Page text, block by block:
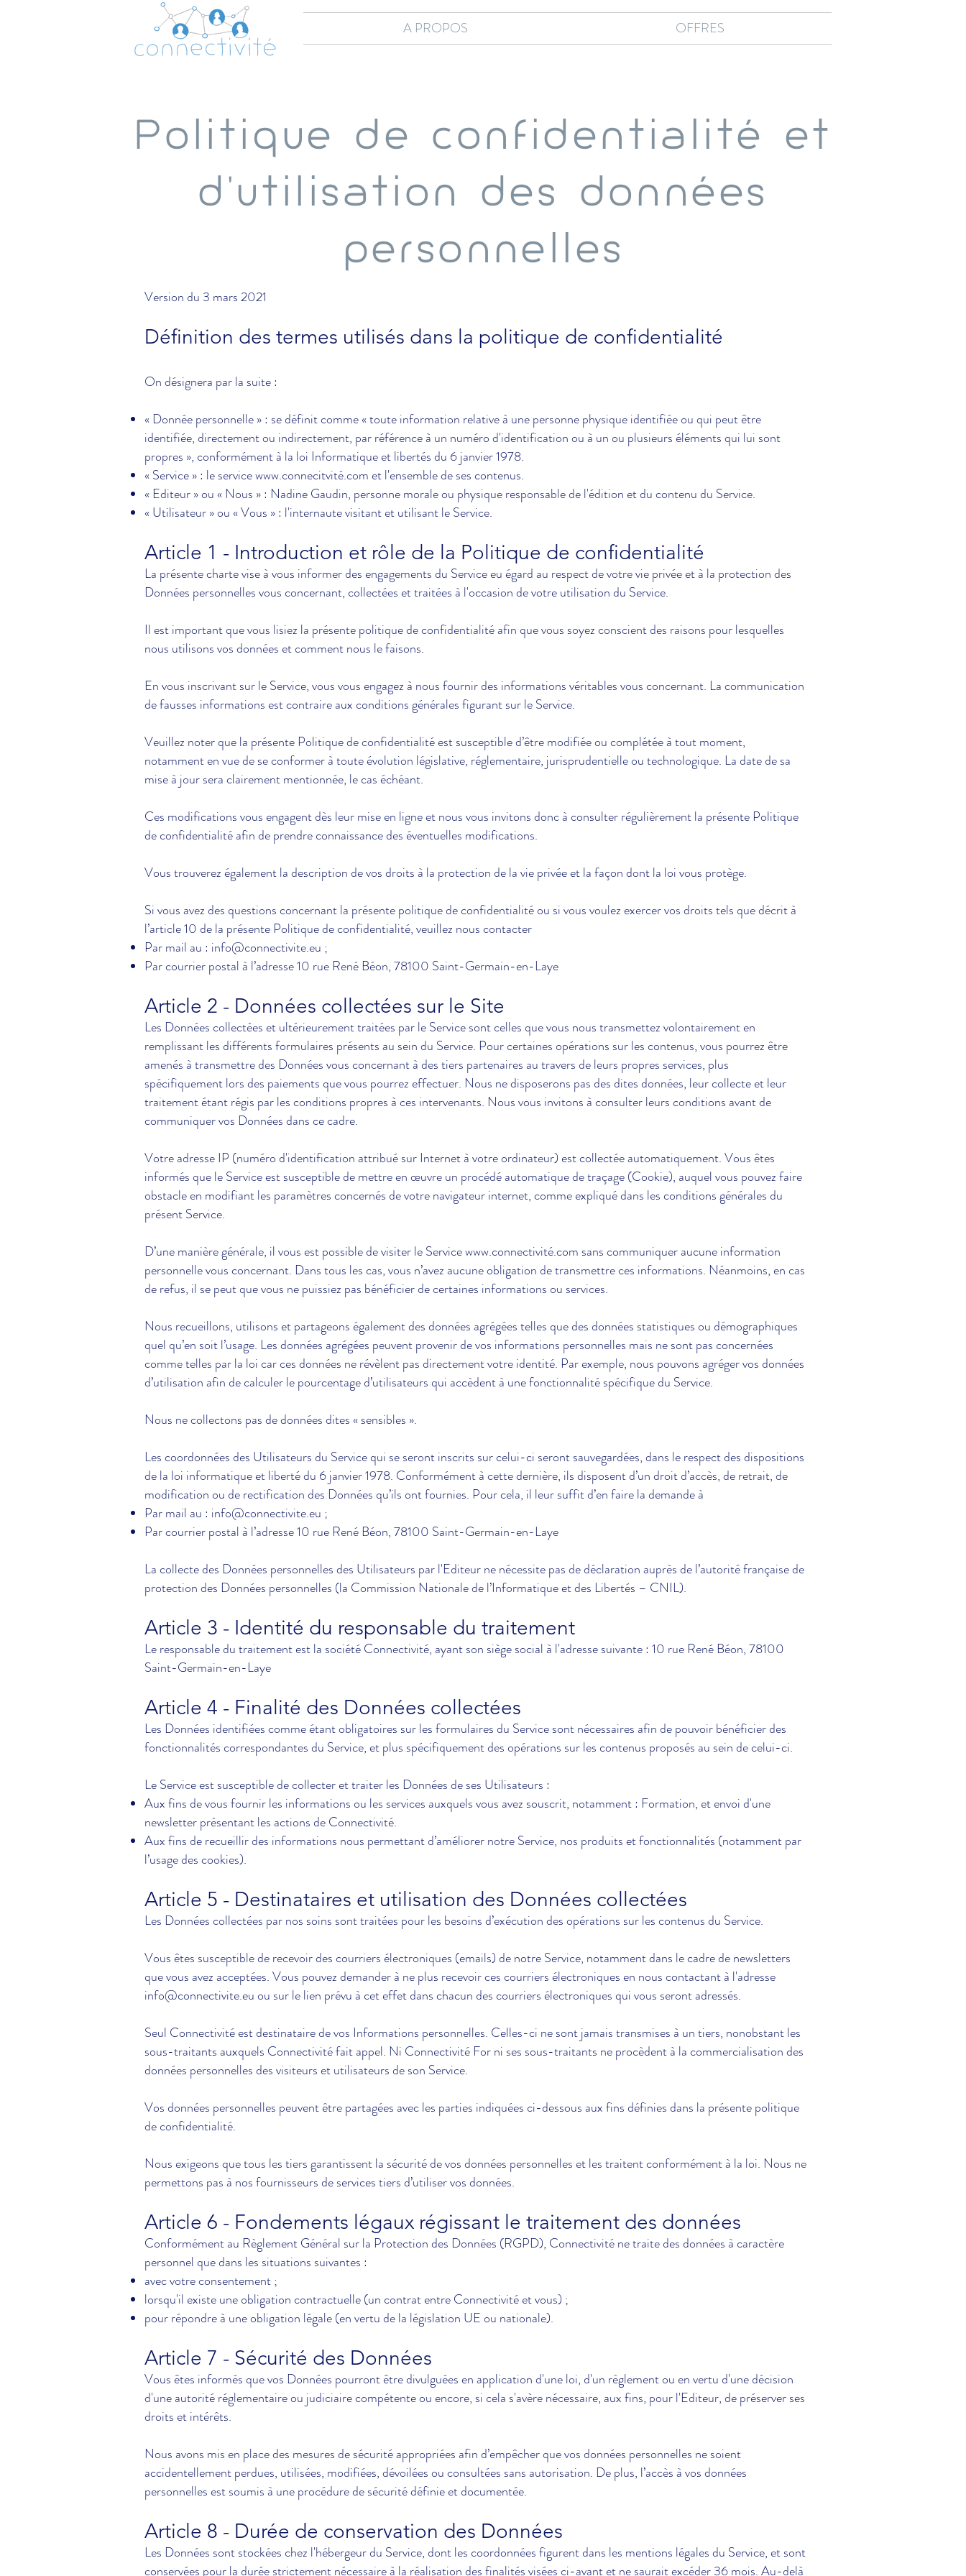
A PROPOS OFFRES
Politique de confidentialité et
d'utilisation des données
personnelles
Version du 3 mars 2021
Définition des termes utilisés dans la politique de confidentialité
On désignera par la suite :
« Donnée personnelle » : se définit comme « toute information relative à une personne physique identifiée ou qui peut être
identifiée, directement ou indirectement, par référence à un numéro d'identification ou à un ou plusieurs éléments qui lui sont
propres », conformément à la loi Informatique et libertés du 6 janvier 1978.
« Service » : le servicewww.connecitvité.com et l'ensemble de ses contenus.
« Editeur » ou « Nous » : Nadine Gaudin, personne morale ou physique responsable de l'édition et du contenu du Service.
« Utilisateur » ou « Vous » : l'internaute visitant et utilisant le Service.
Article 1 - Introduction et rôle de la Politique de confidentialité
La présente charte vise à vous informer des engagements du Service eu égard au respect de votre vie privée et à la protection des
Données personnelles vous concernant, collectées et traitées à l'occasion de votre utilisation du Service.
Il est important que vous lisiez la présente politique de confidentialité afin que vous soyez conscient des raisons pour lesquelles
nous utilisons vos données et comment nous le faisons.
En vous inscrivant sur le Service, vous vous engagez à nous fournir des informations véritables vous concernant. La communication
de fausses informations est contraire aux conditions générales figurant sur le Service.
Veuillez noter que la présente Politique de confidentialité est susceptible d’être modifiée ou complétée à tout moment,
notamment en vue de se conformer à toute évolution législative, réglementaire, jurisprudentielle ou technologique. La date de sa
mise à jour sera clairement mentionnée, le cas échéant.
Ces modifications vous engagent dès leur mise en ligne et nous vous invitons donc à consulter régulièrement la présente Politique
de confidentialité afin de prendre connaissance des éventuelles modifications.
Vous trouverez également la description de vos droits à la protection de la vie privée et la façon dont la loi vous protège.
Si vous avez des questions concernant la présente politique de confidentialité ou si vous voulez exercer vos droits tels que décrit à
l’article 10 de la présente Politique de confidentialité, veuillez nous contacter
Par mail au : info@connectivite.eu ;
Par courrier postal à l’adresse 10 rue René Béon, 78100 Saint-Germain-en-Laye
Article 2 - Données collectées sur le Site
Les Données collectées et ultérieurement traitées par le Service sont celles que vous nous transmettez volontairement en
remplissant les différents formulaires présents au sein du Service. Pour certaines opérations sur les contenus, vous pourrez être
amenés à transmettre des Données vous concernant à des tiers partenaires au travers de leurs propres services, plus
spécifiquement lors des paiements que vous pourrez effectuer. Nous ne disposerons pas des dites données, leur collecte et leur
traitement étant régis par les conditions propres à ces intervenants. Nous vous invitons à consulter leurs conditions avant de
communiquer vos Données dans ce cadre.
Votre adresse IP (numéro d'identification attribué sur Internet à votre ordinateur) est collectée automatiquement. Vous êtes
informés que le Service est susceptible de mettre en œuvre un procédé automatique de traçage (Cookie), auquel vous pouvez faire
obstacle en modifiant les paramètres concernés de votre navigateur internet, comme expliqué dans les conditions générales du
présent Service.
D’une manière générale, il vous est possible de visiter le Service www.connectivité.com sans communiquer aucune information
personnelle vous concernant. Dans tous les cas, vous n’avez aucune obligation de transmettre ces informations. Néanmoins, en cas
de refus, il se peut que vous ne puissiez pas bénéficier de certaines informations ou services.
Nous recueillons, utilisons et partageons également des données agrégées telles que des données statistiques ou démographiques
quel qu’en soit l’usage. Les données agrégées peuvent provenir de vos informations personnelles mais ne sont pas concernées
comme telles par la loi car ces données ne révèlent pas directement votre identité. Par exemple, nous pouvons agréger vos données
d’utilisation afin de calculer le pourcentage d’utilisateurs qui accèdent à une fonctionnalité spécifique du Service.
Nous ne collectons pas de données dites « sensibles ».
Les coordonnées des Utilisateurs du Service qui se seront inscrits sur celui-ci seront sauvegardées, dans le respect des dispositions
de la loi informatique et liberté du 6 janvier 1978. Conformément à cette dernière, ils disposent d’un droit d’accès, de retrait, de
modification ou de rectification des Données qu’ils ont fournies. Pour cela, il leur suffit d’en faire la demande à
Par mail au : info@connectivite.eu ;
Par courrier postal à l’adresse 10 rue René Béon, 78100 Saint-Germain-en-Laye
La collecte des Données personnelles des Utilisateurs par l'Editeur ne nécessite pas de déclaration auprès de l’autorité française de
protection des Données personnelles (la Commission Nationale de l’Informatique et des Libertés – CNIL).
Article 3 - Identité du responsable du traitement
Le responsable du traitement est la société Connectivité, ayant son siège social à l'adresse suivante : 10 rue René Béon, 78100
Saint-Germain-en-Laye
Article 4 - Finalité des Données collectées
Les Données identifiées comme étant obligatoires sur les formulaires du Service sont nécessaires afin de pouvoir bénéficier des
fonctionnalités correspondantes du Service, et plus spécifiquement des opérations sur les contenus proposés au sein de celui-ci.
Le Service est susceptible de collecter et traiter les Données de ses Utilisateurs :
Aux fins de vous fournir les informations ou les services auxquels vous avez souscrit, notamment : Formation, et envoi d'une
newsletter présentant les actions de Connectivité.
Aux fins de recueillir des informations nous permettant d’améliorer notre Service, nos produits et fonctionnalités (notamment par
l’usage des cookies).
Article 5 - Destinataires et utilisation des Données collectées
Les Données collectées par nos soins sont traitées pour les besoins d’exécution des opérations sur les contenus du Service.
Vous êtes susceptible de recevoir des courriers électroniques (emails) de notre Service, notamment dans le cadre de newsletters
que vous avez acceptées. Vous pouvez demander à ne plus recevoir ces courriers électroniques en nous contactant à l'adresse
info@connectivite.eu ou sur le lien prévu à cet effet dans chacun des courriers électroniques qui vous seront adressés.
Seul Connectivité est destinataire de vos Informations personnelles. Celles-ci ne sont jamais transmises à un tiers, nonobstant les
sous-traitants auxquels Connectivité fait appel. Ni Connectivité For ni ses sous-traitants ne procèdent à la commercialisation des
données personnelles des visiteurs et utilisateurs de son Service.
Vos données personnelles peuvent être partagées avec les parties indiquées ci-dessous aux fins définies dans la présente politique
de confidentialité.
Nous exigeons que tous les tiers garantissent la sécurité de vos données personnelles et les traitent conformément à la loi. Nous ne
permettons pas à nos fournisseurs de services tiers d’utiliser vos données.
Article 6 - Fondements légaux régissant le traitement des données
Conformément au Règlement Général sur la Protection des Données (RGPD), Connectivité ne traite des données à caractère
personnel que dans les situations suivantes :
avec votre consentement ;
lorsqu'il existe une obligation contractuelle (un contrat entre Connectivité et vous) ;
pour répondre à une obligation légale (en vertu de la législation UE ou nationale).
Article 7 - Sécurité des Données
Vous êtes informés que vos Données pourront être divulguées en application d'une loi, d'un règlement ou en vertu d'une décision
d'une autorité réglementaire ou judiciaire compétente ou encore, si cela s'avère nécessaire, aux fins, pour l'Editeur, de préserver ses
droits et intérêts.
Nous avons mis en place des mesures de sécurité appropriées afin d’empêcher que vos données personnelles ne soient
accidentellement perdues, utilisées, modifiées, dévoilées ou consultées sans autorisation. De plus, l’accès à vos données
personnelles est soumis à une procédure de sécurité définie et documentée.
Article 8 - Durée de conservation des Données
Les Données sont stockées chez l'hébergeur du Service, dont les coordonnées figurent dans les mentions légales du Service, et sont
conservées pour la durée strictement nécessaire à la réalisation des finalités visées ci-avant et ne saurait excéder 36 mois. Au-delà